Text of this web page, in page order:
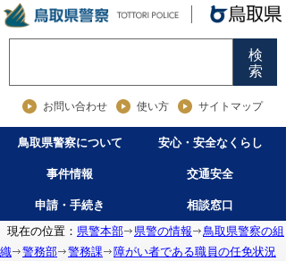
検
索
お問い合わせ 使い方 サイトマップ
鳥取県警察について 安心・安全なくらし
事件情報 交通安全
申請・手続き
相談窓口
現在の位置： 県警本部 県警の情報
鳥取県警察の組
織
警務部 警務課
障がい者である職員の任免状況